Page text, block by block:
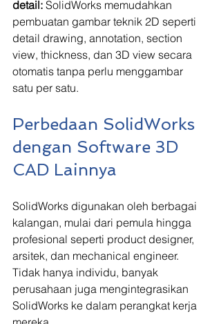
detail: SolidWorks memudahkan
pembuatan gambar teknik 2D seperti
detail drawing, annotation, section
view, thickness, dan 3D view secara
otomatis tanpa perlu menggambar
satu per satu.
Perbedaan SolidWorks
dengan Software 3D
CAD Lainnya
SolidWorks digunakan oleh berbagai
kalangan, mulai dari pemula hingga
profesional seperti product designer,
arsitek, dan mechanical engineer.
Tidak hanya individu, banyak
perusahaan juga mengintegrasikan
SolidWorks ke dalam perangkat kerja